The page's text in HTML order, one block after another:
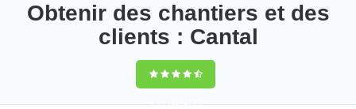
Obtenir des chantiers et des
clients : Cantal
9,5(100%)73